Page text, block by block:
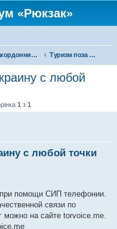
«Рюкзак»
Закордонний туризм Туризм поза територією України
с любой
1 з 1
с любой точки
при помощи СИП телефонии.
связи по
можно на сайте torvoice.me.